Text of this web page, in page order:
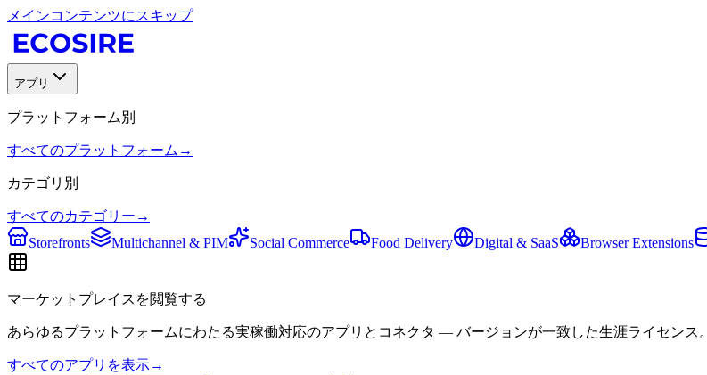
メインコンテンツにスキップ
アプリ
プラットフォーム別
すべてのプラットフォーム →
カテゴリ別
すべてのカテゴリー →
Storefronts
Multichannel & PIM Social Commerce Food Delivery Digital & SaaS Browser Extensions
マーケットプレイスを閲覧する
あらゆるプラットフォームにわたる実稼働対応のアプリとコネクタ — バージョンが一致した生涯ライセンス。
すべてのアプリを表示→